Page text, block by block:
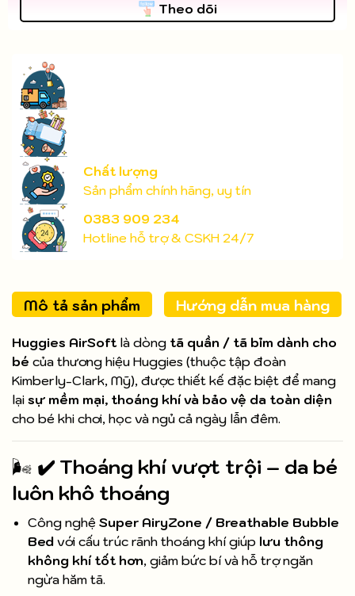
Theo dõi
Chất lượng
Sản phẩm chính hãng, uy tín
0383 909 234
Hotline hỗ trợ & CSKH 24/7
Mô tả sản phẩm Hướng dẫn mua hàng
Huggies AirSoftlà dòng tã quần / tã bỉm dành cho
bé của thương hiệu Huggies (thuộc tập đoàn
Kimberly-Clark, Mỹ), được thiết kế đặc biệt để mang
lại sự mềm mại, thoáng khí và bảo vệ da toàn diện
cho bé khi chơi, học và ngủ cả ngày lẫn đêm.
🌬️ ✔️ Thoáng khí vượt trội – da bé
luôn khô thoáng
Công nghệ Super AiryZone / Breathable Bubble
Bed với cấu trúc rãnh thoáng khí giúp lưu thông
không khí tốt hơn, giảm bức bí và hỗ trợ ngăn
ngừa hăm tã.